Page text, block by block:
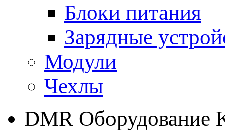
Блоки питания
Зарядные
Модули
Чехлы
DMR Оборудование